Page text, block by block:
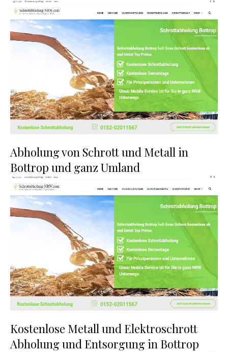
Abholung von Schrott und Metall in
Bottrop und ganz Umland
Kostenlose Metall und Elektroschrott
Abholung und Entsorgung in Bottrop